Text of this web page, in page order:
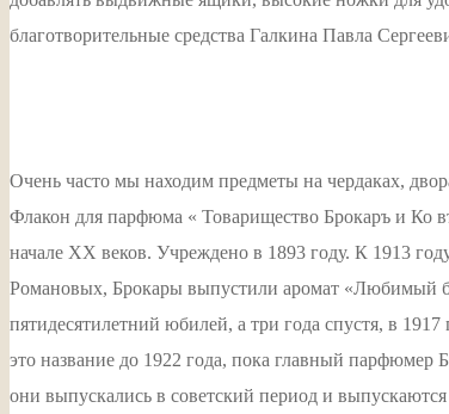
благотворительные средства Галкина Павла
Очень часто мы находим предметы на чердаках,
Флакон для парфюма « Товарищество Брокаръ и
начале XX веков. Учреждено в 1893 году. К 1913
Романовых, Брокары выпустили аромат «Любимый
пятидесятилетний юбилей, а три года спустя, в
это название до 1922 года, пока главный
они выпускались в советский период и выпускаются